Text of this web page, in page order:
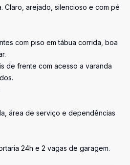
Claro, arejado, silencioso e com pé
com piso em tábua corrida, boa
de frente com acesso a varanda
área de serviço e dependências
24h e 2 vagas de garagem.